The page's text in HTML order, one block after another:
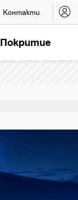
Контакти
Покритие